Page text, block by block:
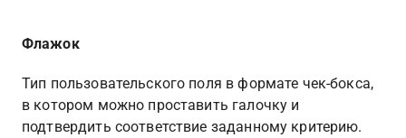
Флажок
Тип пользовательского поля в формате чек-бокса,
в котором можно проставить галочку и
подтвердить соответствие заданному критерию.